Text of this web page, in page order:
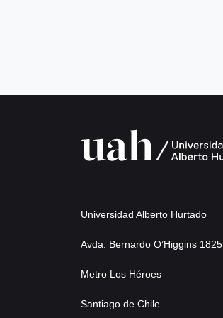
Universidad Alberto Hurtado
Avda. Bernardo O’Higgins 1825
Metro Los Héroes
Santiago de Chile